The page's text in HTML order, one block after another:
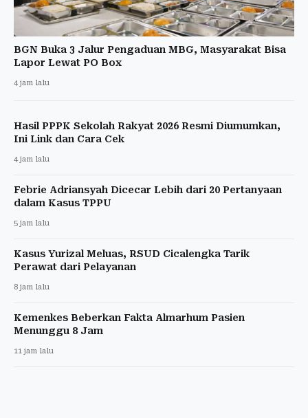
BGN Buka 3 Jalur Pengaduan MBG, Masyarakat Bisa
Lapor Lewat PO Box
4 jam lalu
Hasil PPPK Sekolah Rakyat 2026 Resmi Diumumkan,
Ini Link dan Cara Cek
4 jam lalu
Febrie Adriansyah Dicecar Lebih dari 20 Pertanyaan
dalam Kasus TPPU
5 jam lalu
Kasus Yurizal Meluas, RSUD Cicalengka Tarik
Perawat dari Pelayanan
8 jam lalu
Kemenkes Beberkan Fakta Almarhum Pasien
Menunggu 8 Jam
11 jam lalu